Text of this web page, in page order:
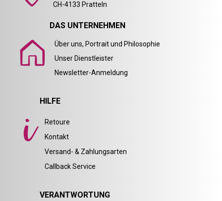
CH-4133 Pratteln
DAS UNTERNEHMEN
Über uns, Portrait und Philosophie
Unser Dienstleister
Newsletter-Anmeldung
HILFE
Retoure
Kontakt
Versand- & Zahlungsarten
Callback Service
VERANTWORTUNG